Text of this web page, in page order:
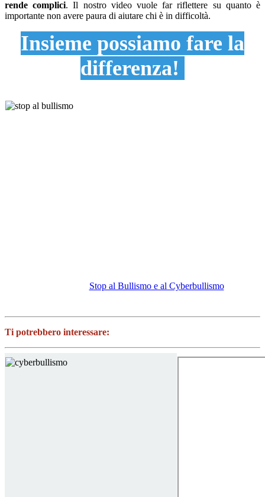
rende complici. Il nostro video vuole far riflettere su quanto è
importante non avere paura di aiutare chi è in difficoltà.
Insieme possiamo fare la
differenza!
Stop al Bullismo e al Cyberbullismo
Ti potrebbero interessare: